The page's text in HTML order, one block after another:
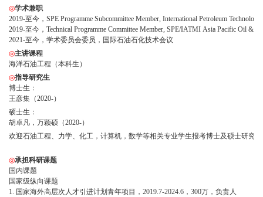
◎学术兼职
2019-至今，SPE Programme Subcommittee Member, International Petroleum
2019-至今，Technical Programme Committee Member, SPE/IATMI Asia Pacific Oil &
2021-至今，学术委员会委员，国际石油石化技术会议
◎主讲课程
海洋石油工程（本科生）
◎指导研究生
博士生：
王彦集（2020-）
硕士生：
胡卓凡，万颖硕（2020-）
欢迎石油工程、力学、化工，计算机，数学等相关专业学生报考博士及硕士研究生
◎承担科研课题
国内课题
国家级纵向课题
1. 国家海外高层次人才引进计划青年项目，2019.7-2024.6，300万，负责人